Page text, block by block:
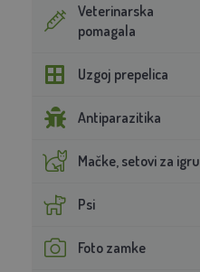
Veterinarska
pomagala
Uzgoj prepelica
Antiparazitika
Mačke, setovi za igru
Psi
Foto zamke